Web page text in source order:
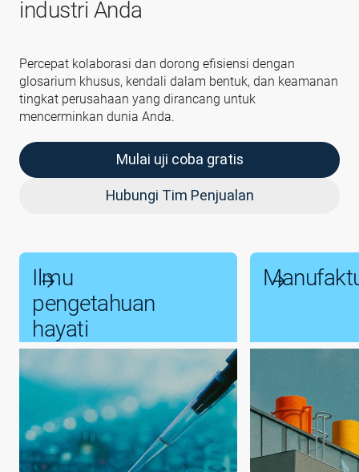
industri Anda
Percepat kolaborasi dan dorong efisiensi dengan
glosarium khusus, kendali dalam bentuk, dan keamanan
tingkat perusahaan yang dirancang untuk
mencerminkan dunia Anda.
Mulai uji coba gratis
Hubungi Tim Penjualan
Ilmu
pengetahuan
hayati